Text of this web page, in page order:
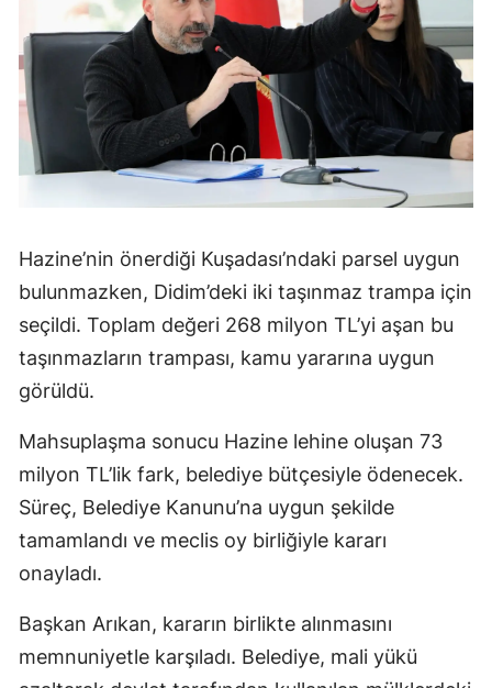
Hazine’nin önerdiği Kuşadası’ndaki parsel uygun
bulunmazken, Didim’deki iki taşınmaz trampa için
seçildi. Toplam değeri 268 milyon TL’yi aşan bu
taşınmazların trampası, kamu yararına uygun
görüldü.
Mahsuplaşma sonucu Hazine lehine oluşan 73
milyon TL’lik fark, belediye bütçesiyle ödenecek.
Süreç, Belediye Kanunu’na uygun şekilde
tamamlandı ve meclis oy birliğiyle kararı
onayladı.
Başkan Arıkan, kararın birlikte alınmasını
memnuniyetle karşıladı. Belediye, mali yükü